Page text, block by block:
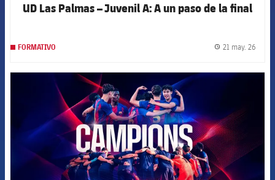
UD Las Palmas – Juvenil A: A un paso de la final
FORMATIVO 21 may. 26
FCB Barcelona badge